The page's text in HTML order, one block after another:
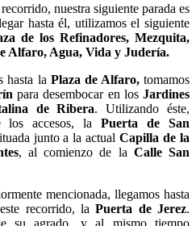
nuestra siguiente parada es
hasta él, utilizamos el siguiente
de los Refinadores, Mezquita,
Alfaro, Agua, Vida y Judería.
hasta la Plaza de Alfaro,tomamos
para desembocar en losJardines
de Ribera. Utilizando éste,
los accesos, laPuerta de San
junto a la actualCapilla de la
, al comienzo de la Calle San
mencionada, llegamos hasta
recorrido, laPuerta de Jerez.
su agrado, y al mismo tiempo